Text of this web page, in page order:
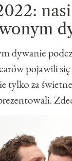
dywanie
pojawili
tylko za